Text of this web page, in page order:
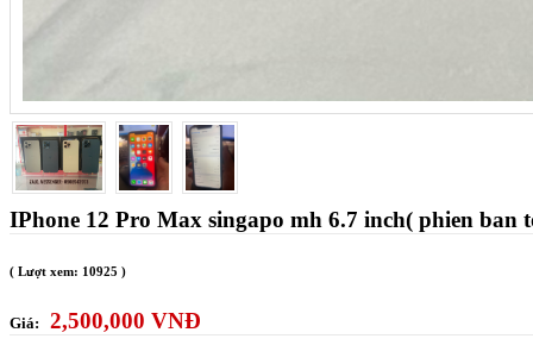
IPhone 12 Pro Max singapo mh 6.7 inch( phien ban
( Lượt xem: 10925 )
Giá: 2,500,000 VNĐ